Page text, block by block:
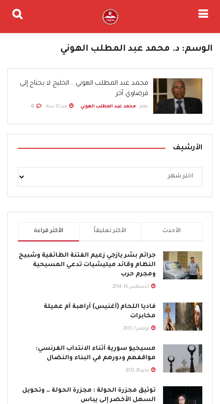
الوسم: د. محمد عبد المطلب الهوني
محمد عبد المطلب الهوني .. الخليج لا يحتاج إلى
قرضاوي آخر
بقلم . محمد عبد المطلب الهوني منذ 12 سنة
الأرشيف
الأكثر قراءة الأكثر تعليقاً الأحدث
جرائم بشر يازجي زعيم الفتنة الطائفية وشبيح
النظام وقائد ميليشيات تدعي المسيحية
ومجرم حرب
أغسطس 14, 2014
فاديا اللحام (أغنيس) أراهبة أم عميلة
مخابرات
نوفمبر 7, 2013
مسيحيو سورية أثناء الانتداب الفرنسي:
مواقفهم ودورهم في البناء والنضال
مايو 26, 2012
توثيق مجزرة الحولة : مجزرة الحولة … وتحويل
السهل الأخضر إلى يباس